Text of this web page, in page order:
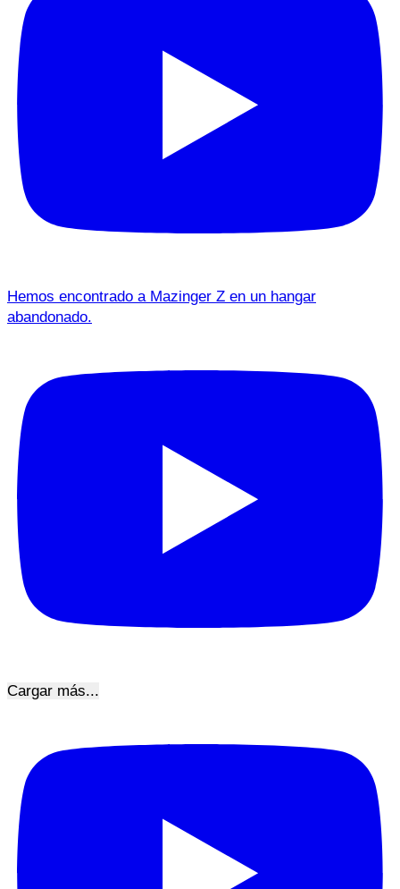
Hemos encontrado a Mazinger Z en un hangar
abandonado.
Cargar más...